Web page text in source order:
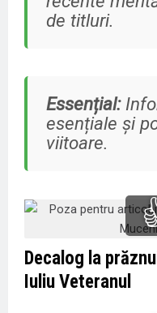
de titluri.
Essențial:
esențiale și
viitoare.
Decalog la
Iuliu Veteranul